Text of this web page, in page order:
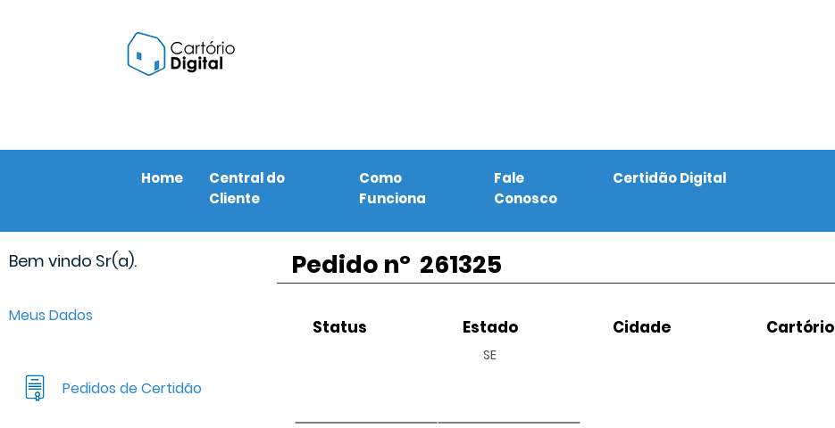
Home
Central do
Cliente
Como
Funciona
Fale
Conosco
Certidão Digital
Bem vindo Sr(a).
Meus Dados
Pedidos de Certidão
Pedido nº 261325
Status Estado
SE
Cidade Cartório